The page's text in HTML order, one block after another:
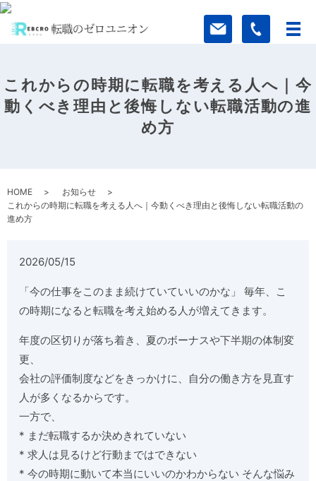
これからの時期に転職を考える人へ｜今
動くべき理由と後悔しない転職活動の進
め方
HOME
お知らせ
これからの時期に転職を考える人へ｜今動くべき理由と後悔しない転職活動の
進め方
2026/05/15
「今の仕事をこのまま続けていていいのかな」 毎年、こ
の時期になると転職を考え始める人が増えてきます。
年度の区切りが落ち着き、夏のボーナスや下半期の体制変
更、
会社の評価制度などをきっかけに、自分の働き方を見直す
人が多くなるからです。
一方で、
* まだ転職するか決めきれていない
* 求人は見るけど行動まではできない
* 今の時期に動いて本当にいいのかわからない そんな悩み